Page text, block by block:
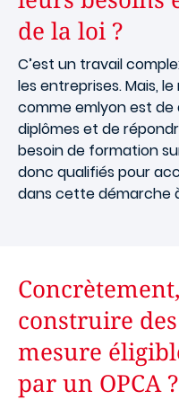
de la loi ?
C’est un travail
les entreprises. Mais,
comme emlyon est
diplômes et de
besoin de formation
donc qualifiés pour
dans cette démarche
construire
mesure
par un OPCA ?